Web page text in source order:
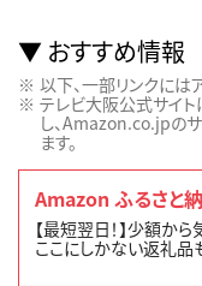
おすすめ情報
以下、一部リンクには
テレビ大阪公式サイ
し、Amazon.co.jpの
ます。
Amazon ふるさと
【最短翌日！】少額か
ここにしかない返礼品